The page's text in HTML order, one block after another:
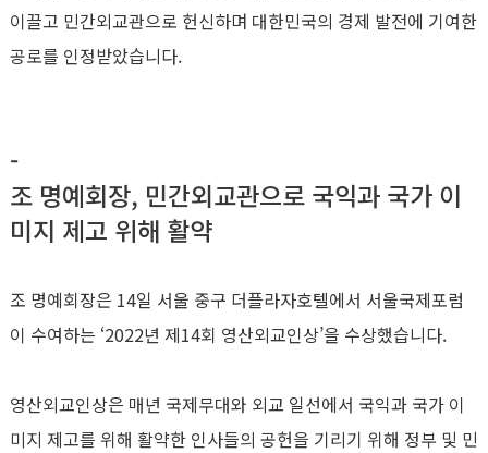
이끌고 민간외교관으로 헌신하며 대한민국의 경제 발전에 기여한
공로를 인정받았습니다.
-
조 명예회장, 민간외교관으로 국익과 국가 이
미지 제고 위해 활약
조 명예회장은 14일 서울 중구 더플라자호텔에서 서울국제포럼
이 수여하는 ‘2022년 제14회 영산외교인상’을 수상했습니다.
영산외교인상은 매년 국제무대와 외교 일선에서 국익과 국가 이
미지 제고를 위해 활약한 인사들의 공헌을 기리기 위해 정부 및 민